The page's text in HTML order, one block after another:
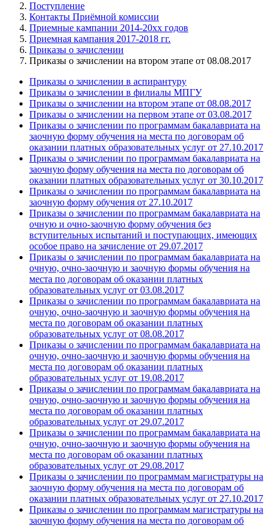
Поступление
Контакты Приёмной комиссии
Приемные кампании 2014-20xx годов
Приемная кампания 2017-2018 гг.
Приказы о зачислении
Приказы о зачислении на втором этапе от 08.08.2017
Приказы о зачислении в аспирантуру
Приказы о зачислении в филиалы МПГУ
Приказы о зачислении на втором этапе от 08.08.2017
Приказы о зачислении на первом этапе от 03.08.2017
Приказы о зачислении по программам бакалавриата на
заочную форму обучения на места по договорам об
оказании платных образовательных услуг от 27.10.2017
Приказы о зачислении по программам бакалавриата на
заочную форму обучения на места по договорам об
оказании платных образовательных услуг от 30.10.2017
Приказы о зачислении по программам бакалавриата на
заочную форму обучения от 27.10.2017
Приказы о зачислении по программам бакалавриата на
очную и очно-заочную форму обучения без
вступительных испытаний и поступающих, имеющих
особое право на зачисление от 29.07.2017
Приказы о зачислении по программам бакалавриата на
очную, очно-заочную и заочную формы обучения на
места по договорам об оказании платных
образовательных услуг от 03.08.2017
Приказы о зачислении по программам бакалавриата на
очную, очно-заочную и заочную формы обучения на
места по договорам об оказании платных
образовательных услуг от 08.08.2017
Приказы о зачислении по программам бакалавриата на
очную, очно-заочную и заочную формы обучения на
места по договорам об оказании платных
образовательных услуг от 19.08.2017
Приказы о зачислении по программам бакалавриата на
очную, очно-заочную и заочную формы обучения на
места по договорам об оказании платных
образовательных услуг от 29.07.2017
Приказы о зачислении по программам бакалавриата на
очную, очно-заочную и заочную формы обучения на
места по договорам об оказании платных
образовательных услуг от 29.08.2017
Приказы о зачислении по программам магистратуры на
заочную форму обучения на места по договорам об
оказании платных образовательных услуг от 27.10.2017
Приказы о зачислении по программам магистратуры на
заочную форму обучения на места по договорам об